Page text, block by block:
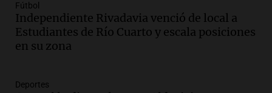
proteínas
Una mañana para todos
Episodios
María
Fútbol
Independiente Rivadavia venció de local a
Estudiantes de Río Cuarto y escala posiciones
en su zona
Deportes